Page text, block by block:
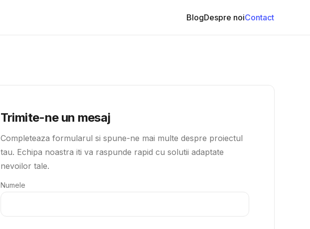
BlogDespre noiContact
Trimite-ne un mesaj
Completeaza formularul si spune-ne mai multe despre proiectul
tau. Echipa noastra iti va raspunde rapid cu solutii adaptate
nevoilor tale.
Numele